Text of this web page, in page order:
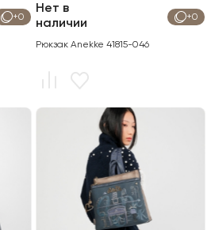
+0 +0
Нет в
наличии
Рюкзак Anekke 41815-046